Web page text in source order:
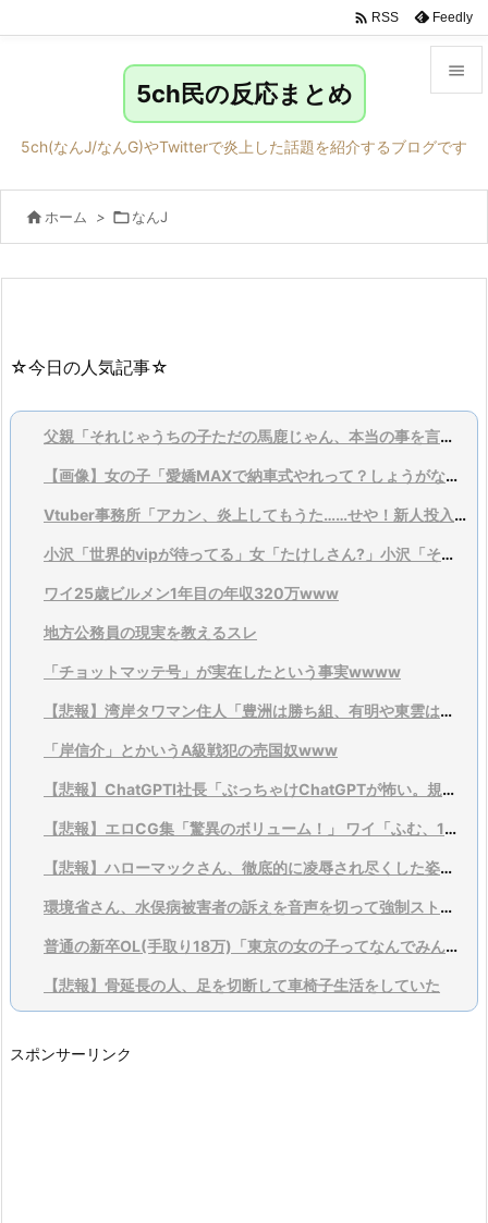

メニュ
サイド

 RSS Feedly
5ch民の反応まとめ
5ch(なんJ/なんG)やTwitterで炎上した話題を紹介するブログです
 ホーム > なんJ
☆今日の人気記事☆
父親「それじゃうちの子ただの馬鹿じゃん、本当の事を言ってくれ」
【画像】女の子「愛嬌MAXで納車式やれって？しょうがないなあ…」
Vtuber事務所「アカン、炎上してもうた……せや！新人投入とゲーム大会乱発や！」
小沢「世界的vipが待ってる」女「たけしさん?」小沢「それは言い過ぎ、そこまでではない」
ワイ25歳ビルメン1年目の年収320万www
地方公務員の現実を教えるスレ
「チョットマッテ号」が実在したという事実wwww
【悲報】湾岸タワマン住人「豊洲は勝ち組、有明や東雲は負け」
「岸信介」とかいうA級戦犯の売国奴www
【悲報】ChatGPTI社長「ぶっちゃけChatGPTが怖い。規制すべきだわこれ」
【悲報】エロCG集「驚異のボリューム！」 ワイ「ふむ、1万枚くらいはあるんだろうな？(ﾆﾔﾘ」
【悲報】ハローマックさん、徹底的に凌辱され尽くした姿で見つかる。
環境省さん、水俣病被害者の訴えを音声を切って強制ストップするwwwwwwww
普通の新卒OL(手取り18万)「東京の女の子ってなんでみんな40万円以上するバッグ持ってるの？不思議...
【悲報】骨延長の人、足を切断して車椅子生活をしていた
スポンサーリンク